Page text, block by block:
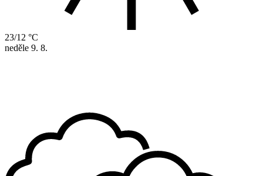
23/12 °C
neděle 9. 8.